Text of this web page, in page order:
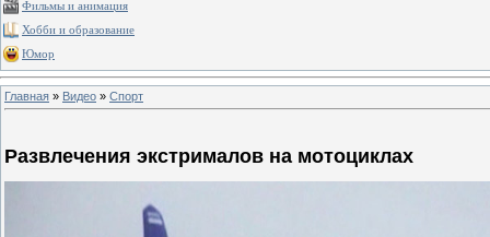
Фильмы и анимация
Хобби и образование
Юмор
Главная » Видео » Спорт
Развлечения экстрималов на мотоциклах